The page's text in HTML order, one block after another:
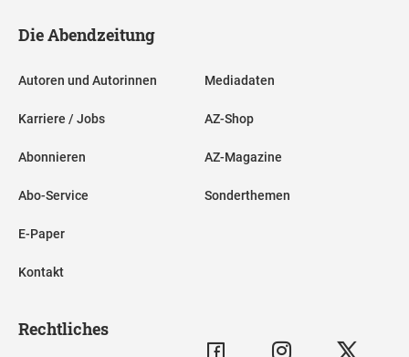
Die Abendzeitung
Autoren und Autorinnen
Karriere / Jobs
Abonnieren
Abo-Service
E-Paper
Kontakt
Mediadaten
AZ-Shop
AZ-Magazine
Sonderthemen
Rechtliches